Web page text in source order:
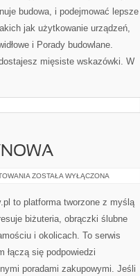
budowa, i podejmować lepsze
jak użytkowanie urządzeń,
i Porady budowlane.
mięsiste wskazówki. W
BIŻUTERIA
ZARĘCZYNOWA
ZOSTAŁA WYŁĄCZONA
to platforma tworzone z myślą
biżuteria, obrączki ślubne
i okolicach. To serwis
łączą się podpowiedzi
poradami zakupowymi. Jeśli